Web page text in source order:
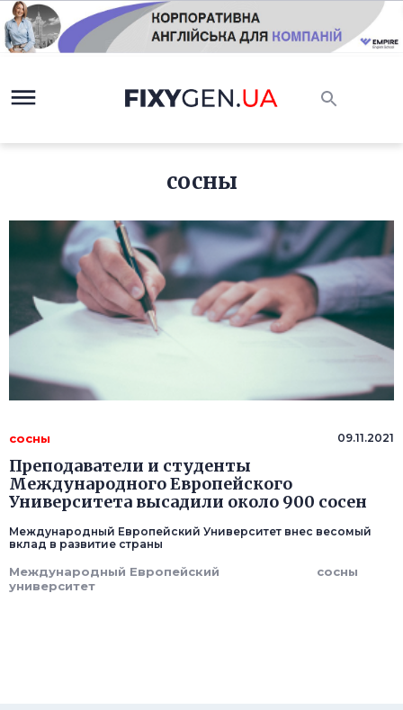
сосны
сосны 09.11.2021
Преподаватели и студенты
Международного Европейского
Университета высадили около 900 сосен
Международный Европейский Университет внес весомый
вклад в развитие страны
Международный Европейский
университет
сосны